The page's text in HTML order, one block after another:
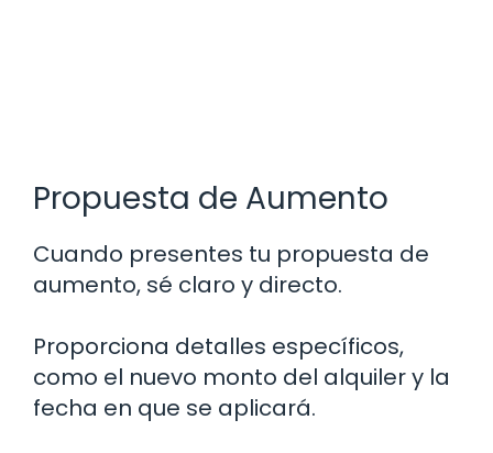
Propuesta de Aumento
Cuando presentes tu propuesta de
aumento, sé claro y directo.
Proporciona detalles específicos,
como el nuevo monto del alquiler y la
fecha en que se aplicará.